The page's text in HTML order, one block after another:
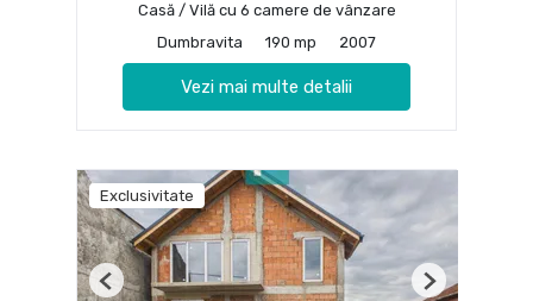
Casă / Vilă cu 6 camere de vânzare
Dumbravita
190 mp 2007
Vezi mai multe detalii
Exclusivitate
Previous Next